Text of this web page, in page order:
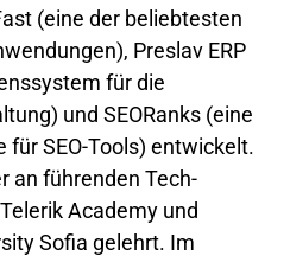
(eine der beliebtesten
Preslav ERP
für die
und SEORanks (eine
für SEO-Tools) entwickelt.
an führenden Tech-
Academy und
Sofia gelehrt. Im